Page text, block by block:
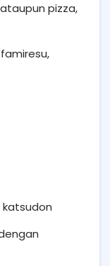
pizza,